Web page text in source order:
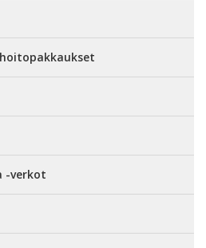
-verkot